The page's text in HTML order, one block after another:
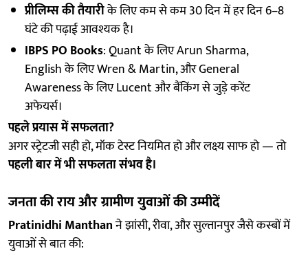
प्रीलिम्स की तैयारीके लिए कम से कम 30 दिन में हर दिन 6–8
घंटे की पढ़ाई आवश्यक है।
IBPS PO Books: Quant के लिए Arun Sharma,
English के लिए Wren & Martin, और General
Awareness के लिए Lucent और बैंकिंग से जुड़े करेंट
अफेयर्स।
पहले प्रयास में सफलता?
अगर स्ट्रेटजी सही हो, मॉक टेस्ट नियमित हो और लक्ष्य साफ हो — तो
पहली बार में भी सफलता संभव है।
जनता की राय और ग्रामीण युवाओं की उम्मीदें
Pratinidhi Manthanने झांसी, रीवा, और सुल्तानपुर जैसे कस्बों में
युवाओं से बात की: